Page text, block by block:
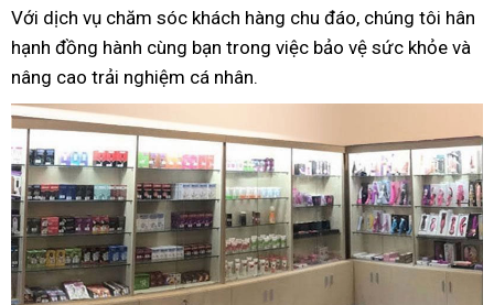
Với dịch vụ chăm sóc khách hàng chu đáo, chúng tôi hân
hạnh đồng hành cùng bạn trong việc bảo vệ sức khỏe và
nâng cao trải nghiệm cá nhân.